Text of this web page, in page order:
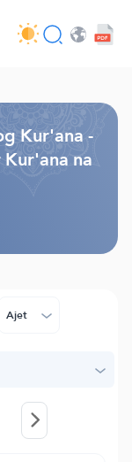
Kur'ana -
na
Ajet